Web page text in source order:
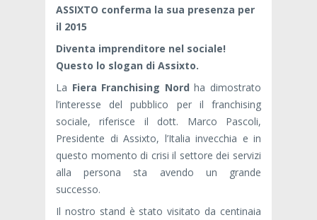
ASSIXTO conferma la sua presenza per
il 2015
Diventa imprenditore nel sociale!
Questo lo slogan di Assixto.
La Fiera Franchising Nord ha dimostrato
l’interesse del pubblico per il franchising
sociale, riferisce il dott. Marco Pascoli,
Presidente di Assixto, l’Italia invecchia e in
questo momento di crisi il settore dei servizi
alla persona sta avendo un grande
successo.
Il nostro stand è stato visitato da centinaia